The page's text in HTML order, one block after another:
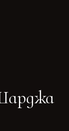
ТРЕБЫ
О ПОДВОРЬЕ